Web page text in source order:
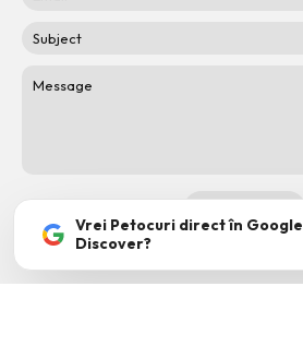
Vrei Petocuri direct în Google
Discover?